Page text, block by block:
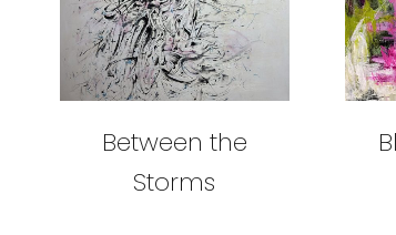
Between the
Storms